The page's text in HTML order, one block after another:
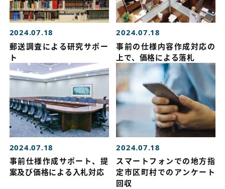
2024.07.18
郵送調査による研究サポー
ト
2024.07.18
事前の仕様内容作成対応の
上で、価格による落札
2024.07.18
事前仕様作成サポート、提
案及び価格による入札対応
2024.07.18
スマートフォンでの地方指
定市区町村でのアンケート
回収